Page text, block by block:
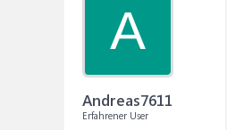
A
Andreas7611
Erfahrener User